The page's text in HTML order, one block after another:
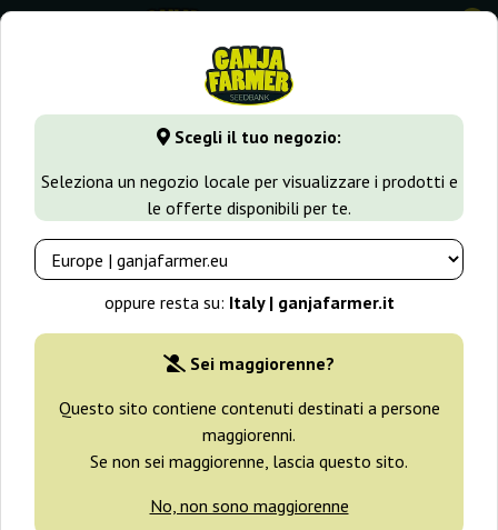
Scegli il tuo negozio:
Seleziona un negozio locale per visualizzare i prodotti e
le offerte disponibili per te.
oppure resta su: Italy | ganjafarmer.it
Sei maggiorenne?
Questo sito contiene contenuti destinati a persone
maggiorenni.
Se non sei maggiorenne, lascia questo sito.
No, non sono maggiorenne
0
GanjaFarmer.it Varietà di Cannabis Northern Light